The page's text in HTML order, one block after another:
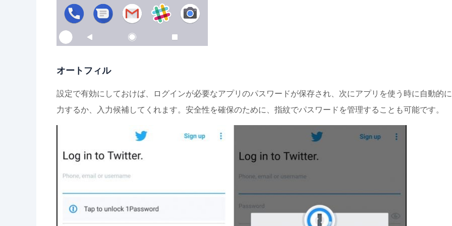
オートフィル
設定で有効にしておけば、ログインが必要なアプリのパスワードが保存され、次にアプリを使う時に自動的
力するか、入力候補してくれます。安全性を確保のために、指紋でパスワードを管理することも可能です。